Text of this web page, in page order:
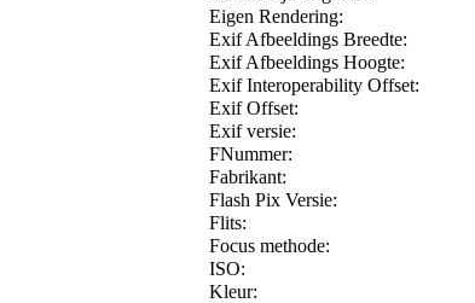
Eigen Rendering:
Exif Afbeeldings Breedte:
Exif Afbeeldings Hoogte:
Exif Interoperability Offset:
Exif Offset:
Exif versie:
FNummer:
Fabrikant:
Flash Pix Versie:
Flits:
Focus methode:
ISO:
Kleur: